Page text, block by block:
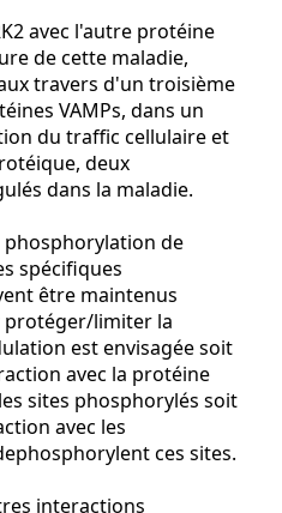
avec l'autre protéine
de cette maladie,
travers d'un troisième
VAMPs, dans un
du traffic cellulaire et
deux
dans la maladie.
de
spécifiques
être maintenus
limiter la
est envisagée soit
avec la protéine
sites phosphorylés soit
avec les
ces sites.
interactions